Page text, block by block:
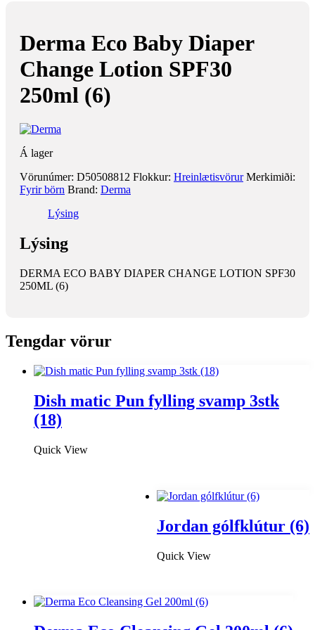
Derma Eco Baby Diaper
Change Lotion SPF30
250ml (6)
Á lager
Vörunúmer: D50508812 Flokkur: Hreinlætisvörur Merkimiði:
Fyrir börn Brand: Derma
Lýsing
Lýsing
DERMA ECO BABY DIAPER CHANGE LOTION SPF30
250ML (6)
Tengdar vörur
Dish matic Pun fylling svamp 3stk
(18)
Quick View
Jordan gólfklútur (6)
Quick View